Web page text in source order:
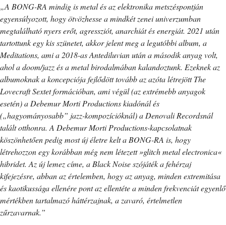
„A BONG-RA mindig is metal és az elektronika metszéspontján
egyensúlyozott, hogy ötvözhesse a mindkét zenei univerzumban
megtalálható nyers erőt, agressziót, anarchiát és energiát. 2021 után
tartottunk egy kis szünetet, akkor jelent meg a legutóbbi album, a
Meditations, ami a 2018-as Antediluvian után a második anyag volt,
ahol a doom/jazz és a metal birodalmában kalandoztunk. Ezeknek az
albumoknak a koncepciója fejlődött tovább az azóta létrejött The
Lovecraft Sextet formációban, ami végül (az extrémebb anyagok
esetén) a Debemur Morti Productions kiadónál és
(„hagyományosabb” jazz-kompozícióknál) a Denovali Recordsnál
talált otthonra. A Debemur Morti Productions-kapcsolatnak
köszönhetően pedig most új életre kelt a BONG-RA is, hogy
létrehozzon egy korábban még nem létezett »glitch metal electronica«
hibridet. Az új lemez címe, a Black Noise szójáték a fehérzaj
kifejezésre, abban az értelemben, hogy az anyag, minden extremitása
és kaotikussága ellenére pont az ellentéte a minden frekvenciát egyenlő
mértékben tartalmazó háttérzajnak, a zavaró, értelmetlen
zűrzavarnak.”